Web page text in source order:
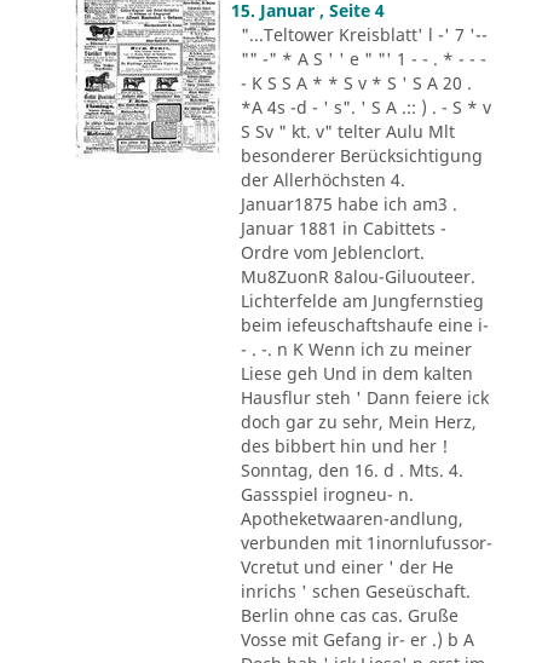
15. Januar , Seite 4
"...Teltower Kreisblatt' l -' 7 '--
"" -" * A S ' ' e " "' 1 - - . * - - -
- K S S A * * S v * S ' S A 20 .
*A 4s -d - ' s". ' S A .:: ) . - S * v
S Sv " kt. v" telter Aulu Mlt
besonderer Berücksichtigung
der Allerhöchsten 4.
Januar1875 habe ich am3 .
Januar 1881 in Cabittets -
Ordre vom Jeblenclort.
Mu8ZuonR 8alou-Giluouteer.
Lichterfelde am Jungfernstieg
beim iefeuschaftshaufe eine i-
- . -. n K Wenn ich zu meiner
Liese geh Und in dem kalten
Hausflur steh ' Dann feiere ick
doch gar zu sehr, Mein Herz,
des bibbert hin und her !
Sonntag, den 16. d . Mts. 4.
Gassspiel irogneu- n.
Apotheketwaaren-andlung,
verbunden mit 1inornlufussor-
Vcretut und einer ' der He
inrichs ' schen Geseüschaft.
Berlin ohne cas cas. Gruße
Vosse mit Gefang ir- er .) b A